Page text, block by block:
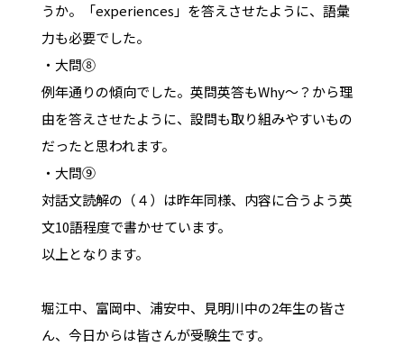
うか。「experiences」を答えさせたように、語彙
力も必要でした。
・大問⑧
例年通りの傾向でした。英問英答もWhy～？から理
由を答えさせたように、設問も取り組みやすいもの
だったと思われます。
・大問⑨
対話文読解の（４）は昨年同様、内容に合うよう英
文10語程度で書かせています。
以上となります。
堀江中、富岡中、浦安中、見明川中の2年生の皆さ
ん、今日からは皆さんが受験生です。